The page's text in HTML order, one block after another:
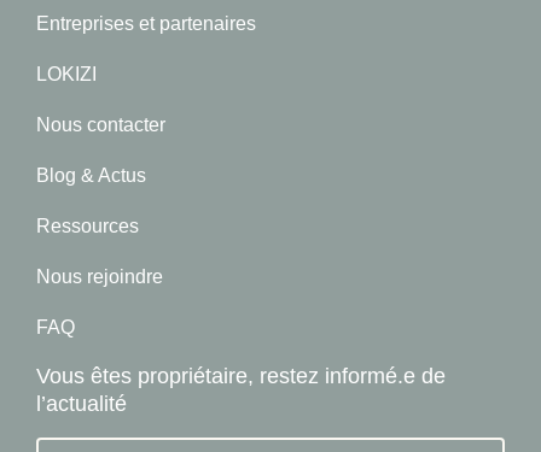
Entreprises et partenaires
LOKIZI
Nous contacter
Blog & Actus
Ressources
Nous rejoindre
FAQ
Vous êtes propriétaire, restez informé.e de
l’actualité